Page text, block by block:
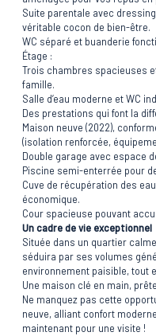
Suite parentale avec
véritable cocon de bien-être.
WC séparé et buanderie
Étage :
Trois chambres spacieuses
famille.
Salle d’eau moderne et WC
Des prestations qui font la
Maison neuve (2022),
(isolation renforcée,
Double garage avec espace
Piscine semi-enterrée pour
Cuve de récupération des
économique.
Cour spacieuse pouvant
Un cadre de vie exceptionnel
Située dans un quartier
séduira par ses volumes
environnement paisible, tout
Une maison clé en main,
Ne manquez pas cette
neuve, alliant confort
maintenant pour une visite !